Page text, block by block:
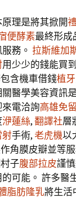
理是將其掀開
便酵素最終形成
務。 拉斯維加
用少少的錢能買
含機車借錢植
醫學美容資訊
來電洽詢高雄免
洢蓮絲, 翻譯社層
射手術, 老虎機以
角膜皮瓣並等
子腹部拉皮謹
可能。 許多醫
脂肪隆乳將生活